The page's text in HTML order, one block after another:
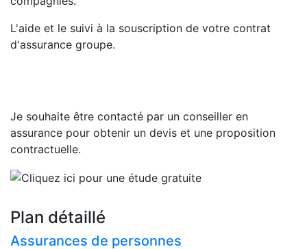
Plan détaillé
Assurances de personnes
L'aide et le suivi à la souscription de votre contrat
d'assurance groupe.
Je souhaite être contacté par un conseiller en
assurance pour obtenir un devis et une proposition
contractuelle.